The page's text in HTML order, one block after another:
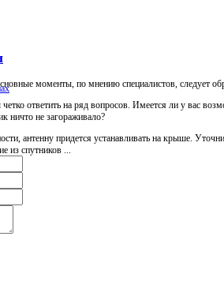
моменты, по мнению специалистов, следует
ответить на ряд вопросов. Имеется ли у вас
ничто не загораживало?
антенну придется устанавливать на крыше.
из спутников ...